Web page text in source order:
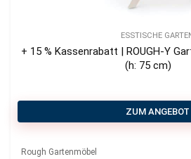
ESSTISCHE
+ 15 % Kassenrabatt | ROUGH-Y
(h: 75 cm)
ZUM ANGEBOT
Rough Gartenmöbel